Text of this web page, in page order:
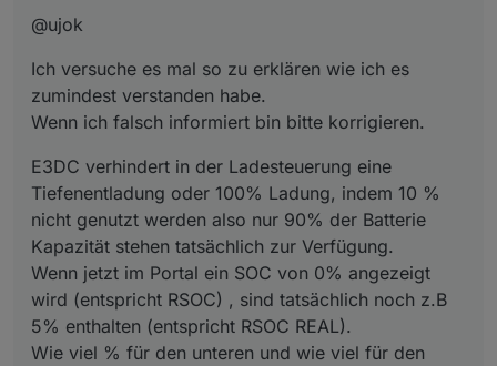
Wenn jetzt im Portal ein SOC von 0% angezeigt wird
(entspricht RSOC) , sind tatsächlich noch z.B 5%
Wie viel % für den unteren und wie viel für den oberen
können es 100% sein je nach Batterie)
RSOC REAL => SOC (entspricht 100% der Nennkapazität)
maximal nutzbaren Kapazität zur Nennkapazität)
@ujok
Ich versuche es mal so zu erklären wie ich es
zumindest verstanden habe.
Wenn ich falsch informiert bin bitte korrigieren.
E3DC verhindert in der Ladesteuerung eine
Tiefenentladung oder 100% Ladung, indem 10 %
nicht genutzt werden also nur 90% der Batterie
Kapazität stehen tatsächlich zur Verfügung.
Wenn jetzt im Portal ein SOC von 0% angezeigt
wird (entspricht RSOC) , sind tatsächlich noch z.B
5% enthalten (entspricht RSOC REAL).
Wie viel % für den unteren und wie viel für den